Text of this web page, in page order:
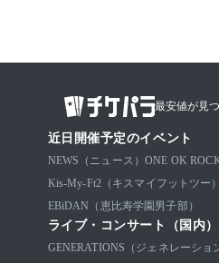
最安値が見
近日開催予定のイベント
NEWS（ニュース） ONE OK
Kis-My-Ft2（キスマイフットツー）
EBiDAN（恵比寿学園男子部）
ライブ・コンサート（国内）
GENERATIONS（ジェネレーショ